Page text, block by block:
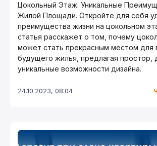
Цокольный Этаж: Уникальные
Жилой Площади. Откройте для себя
преимущества жизни на цокольном
статья расскажет о том, почему
может стать прекрасным местом для
будущего жилья, предлагая простор,
уникальные возможности дизайна.
24.10.2023, 08:04